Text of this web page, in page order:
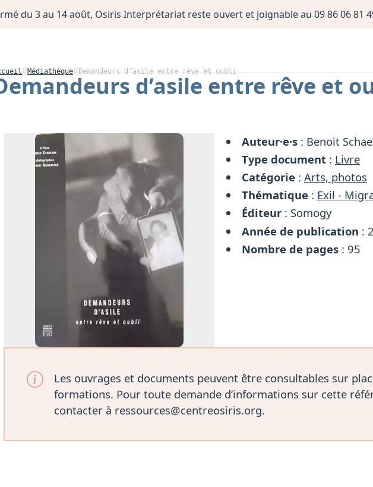
du 3 au 14 août, Osiris Interprétariat reste ouvert et joignable au 09 86 06 81
Médiathèque Demandeurs d’asile entre rêve et oubli
d’asile entre rêve et
Auteur·e·s : Benoit
Type document : Livre
Catégorie :Arts, photos
Thématique : Exil -
Éditeur : Somogy
Année de publication :
Nombre de pages : 95
Les ouvrages et documents peuvent être consultables sur
formations. Pour toute demande d’informations sur cette
contacter à ressources@centreosiris.org.